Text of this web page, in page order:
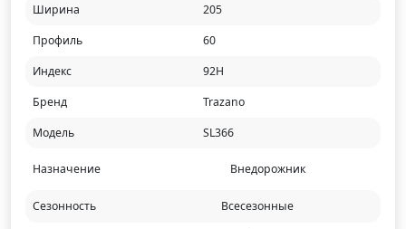
Ширина
205
Профиль
60
Индекс
92H
Бренд
Trazano
Модель
SL366
Назначение Внедорожник
Сезонность Всесезонные